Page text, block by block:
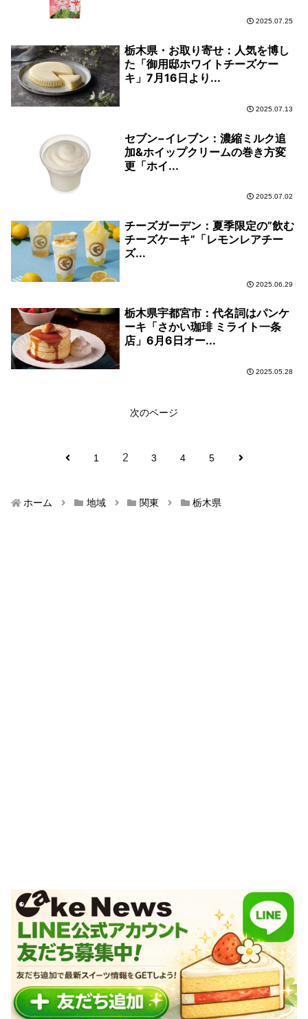
2025.07.25
栃木県・お取り寄せ：人気を博し
た「御用邸ホワイトチーズケー
キ」7月16日より...
2025.07.13
セブン−イレブン：濃縮ミルク追
加&ホイップクリームの巻き方変
更「ホイ...
2025.07.02
チーズガーデン：夏季限定の”飲む
チーズケーキ”「レモンレアチー
ズ...
2025.06.29
栃木県宇都宮市：代名詞はパンケ
ーキ「さかい珈琲 ミライト一条
店」6月6日オー...
2025.05.28
次のページ
1 2 3 4 5
ホーム 地域 関東 栃木県